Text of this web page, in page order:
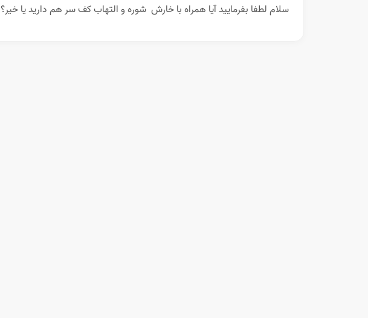
سلام لطفا بفرمایید آیا همراه با خارش شوره و التهاب کف سر هم دارید یا خیر؟